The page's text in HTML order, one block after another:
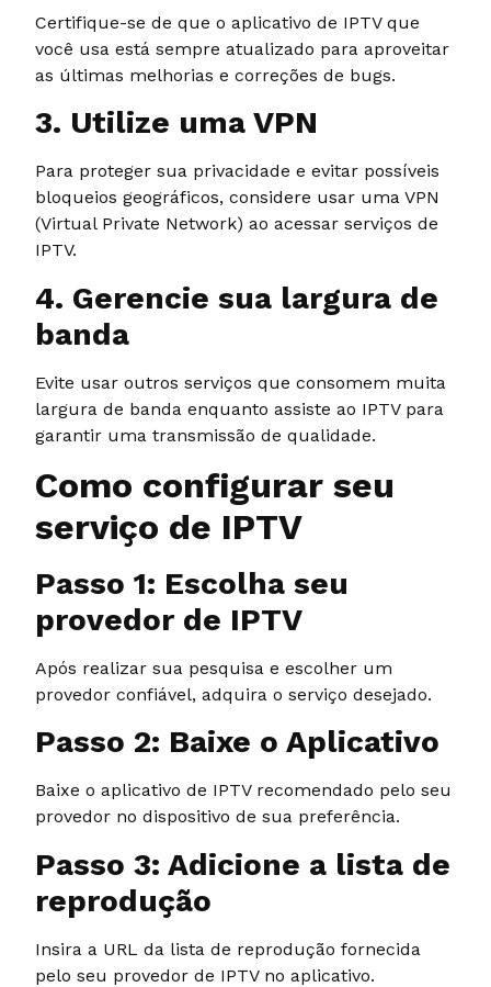
Certifique-se de que o aplicativo de IPTV que
você usa está sempre atualizado para aproveitar
as últimas melhorias e correções de bugs.
3. Utilize uma VPN
Para proteger sua privacidade e evitar possíveis
bloqueios geográficos, considere usar uma VPN
(Virtual Private Network) ao acessar serviços de
IPTV.
4. Gerencie sua largura de
banda
Evite usar outros serviços que consomem muita
largura de banda enquanto assiste ao IPTV para
garantir uma transmissão de qualidade.
Como configurar seu
serviço de IPTV
Passo 1: Escolha seu
provedor de IPTV
Após realizar sua pesquisa e escolher um
provedor confiável, adquira o serviço desejado.
Passo 2: Baixe o Aplicativo
Baixe o aplicativo de IPTV recomendado pelo seu
provedor no dispositivo de sua preferência.
Passo 3: Adicione a lista de
reprodução
Insira a URL da lista de reprodução fornecida
pelo seu provedor de IPTV no aplicativo.